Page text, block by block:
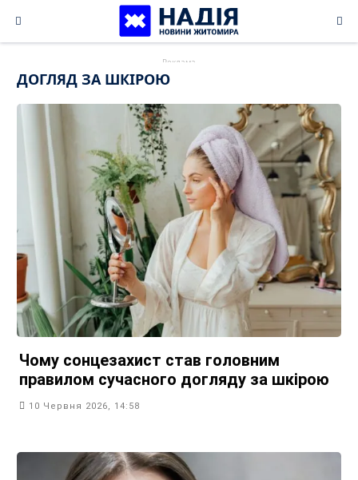
content
ДОГЛЯД ЗА ШКІРОЮ
Чому сонцезахист став головним
правилом сучасного догляду за шкірою
10 Червня 2026, 14:58